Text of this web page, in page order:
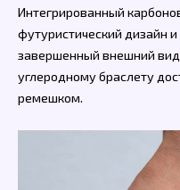
Интегрированный
футуристический дизайн
завершенный внешний
углеродному браслету
ремешком.